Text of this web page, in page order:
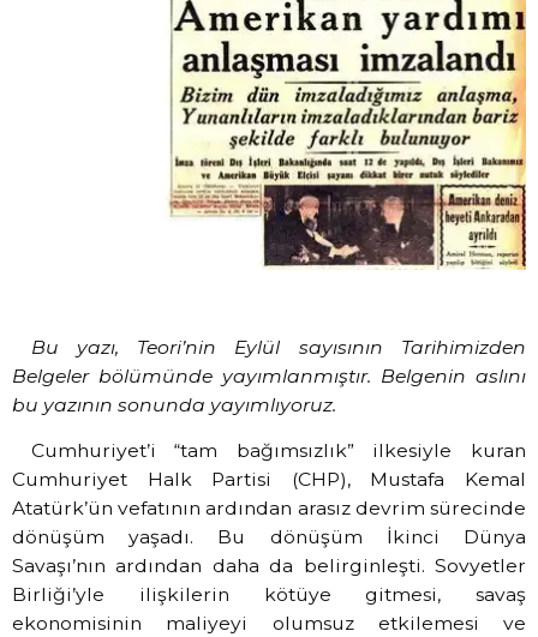
Bu yazı, Teori’nin Eylül sayısının Tarihimizden
Belgeler bölümünde yayımlanmıştır. Belgenin aslını
bu yazının sonunda yayımlıyoruz.
Cumhuriyet’i “tam bağımsızlık” ilkesiyle kuran
Cumhuriyet Halk Partisi (CHP), Mustafa Kemal
Atatürk’ün vefatının ardından arasız devrim sürecinde
dönüşüm yaşadı. Bu dönüşüm İkinci Dünya
Savaşı’nın ardından daha da belirginleşti. Sovyetler
Birliği’yle ilişkilerin kötüye gitmesi, savaş
ekonomisinin maliyeyi olumsuz etkilemesi ve